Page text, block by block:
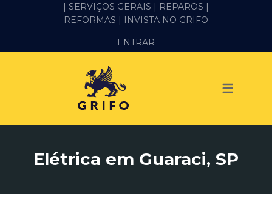
ALVENARIA E PEDREIRO
IMPERMEABILIZAÇÃO
| SERVIÇOS GERAIS | REPAROS |
REFORMAS | INVISTA NO GRIFO
ENTRAR
Elétrica em Guaraci, SP